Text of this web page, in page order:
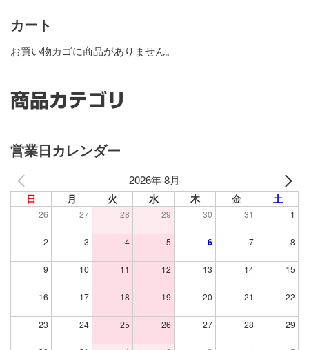
カート
お買い物カゴに商品がありません。
商品カテゴリ
営業日カレンダー
2026年 8月
日 月 火 水 木 金 土
26 27 28 29 30 31 1
2 3 4 5 6 7 8
9 10 11 12 13 14 15
16 17 18 19 20 21 22
23 24 25 26 27 28 29